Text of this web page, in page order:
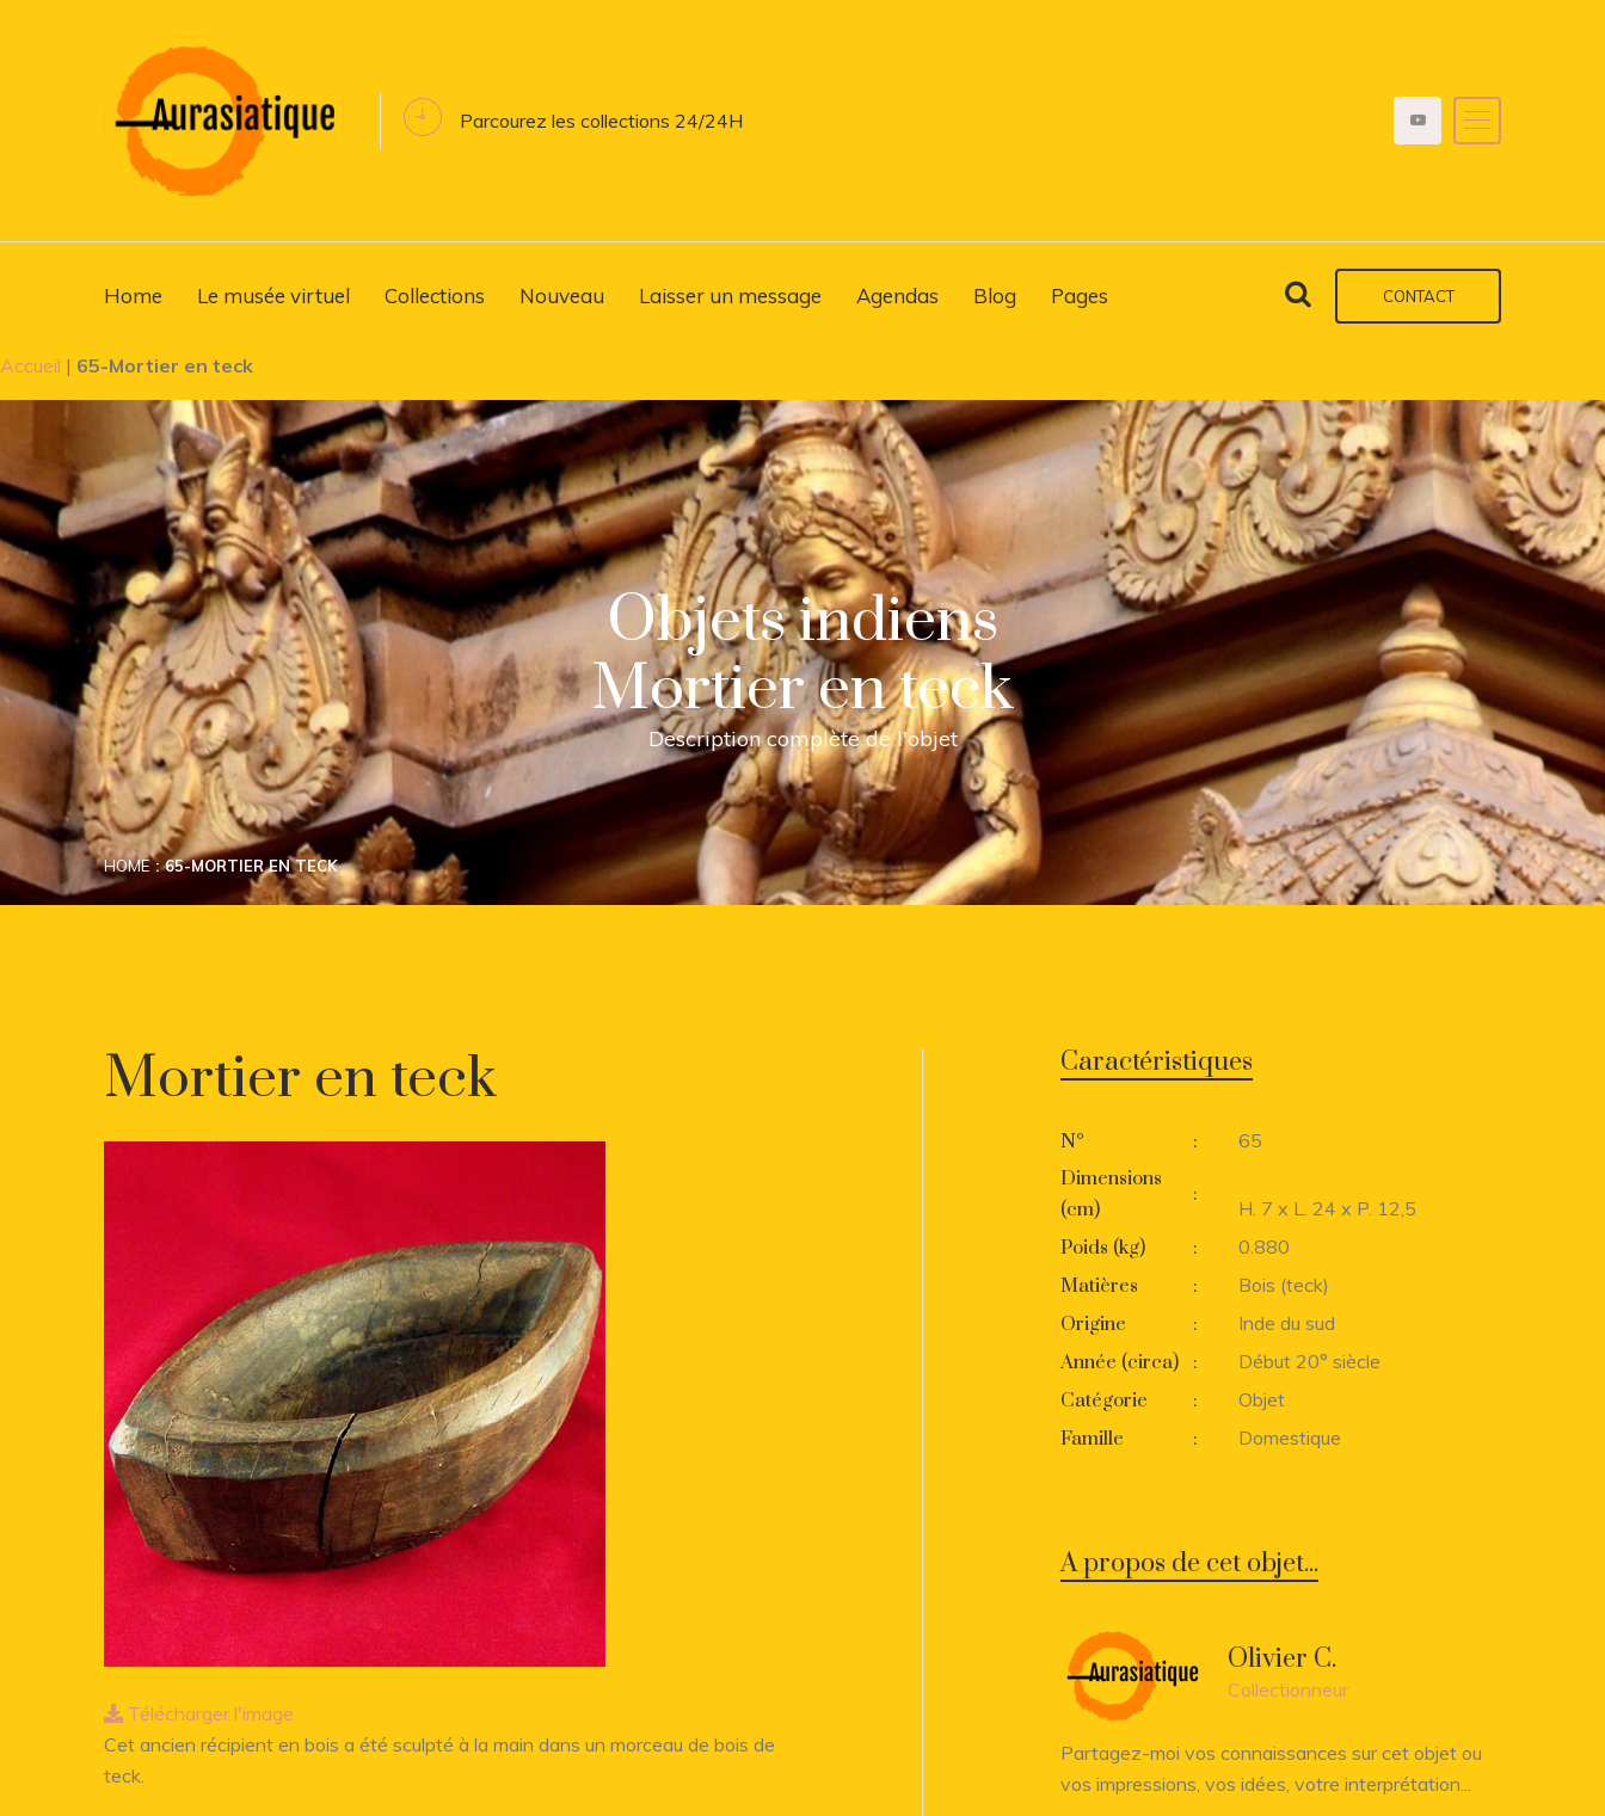
Parcourez les collections 24/24H
Home Le musée virtuel Collections Nouveau Laisser un message Agendas Blog Pages CONTACT
Accueil | 65-Mortier en teck
Objets indiens
Mortier en teck
Description complète de l'objet
HOME 65-MORTIER EN TECK
Mortier en teck
Télécharger l'image
Cet ancien récipient en bois a été sculpté à la main dans un morceau de bois de
teck.
Caractéristiques
N° :
65
Dimensions
(cm)
:
H. 7 x L. 24 x P. 12,5
Poids (kg)
:
0.880
Matières
:
Bois (teck)
Origine
:
Inde du sud
Année (circa)
:
Début 20° siècle
Catégorie
:
Objet
Famille
: Domestique
A propos de cet objet...
Olivier C.
Collectionneur
Partagez-moi vos connaissances sur cet objet ou
vos impressions, vos idées, votre interprétation...